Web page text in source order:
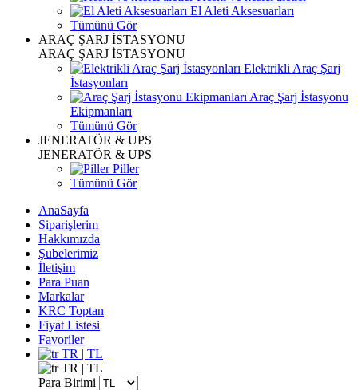
El Aleti Aksesuarları
Tümünü Gör
ARAÇ ŞARJ İSTASYONU
ARAÇ ŞARJ İSTASYONU
Elektrikli Araç Şarj
İstasyonları
Araç Şarj İstasyonu
Ekipmanları
Tümünü Gör
JENERATÖR & UPS
JENERATÖR & UPS
Piller
Tümünü Gör
AnaSayfa
Siparişlerim
Hakkımızda
Şubelerimiz
İletişim
Para Puan
Markalar
KRC Toptan
Fiyat Listesi
Favoriler
TR | TL
TR | TL
Para Birimi